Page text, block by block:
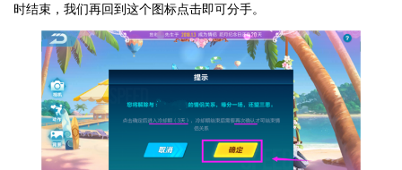
时结束，我们再回到这个图标点击即可分手。